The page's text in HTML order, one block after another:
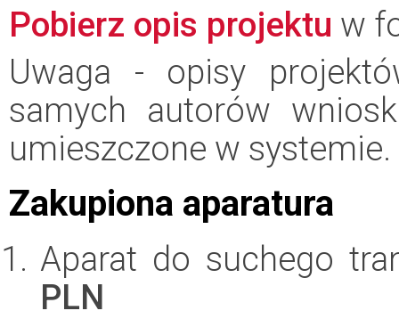
Pobierz opis projektu w
Uwaga - opisy
samych autorów
umieszczone w systemie.
Zakupiona aparatura
Aparat do suchego
PLN